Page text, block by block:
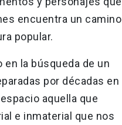
encuentra un camino
popular.
la búsqueda de un
por décadas en
aquella que
e inmaterial que nos